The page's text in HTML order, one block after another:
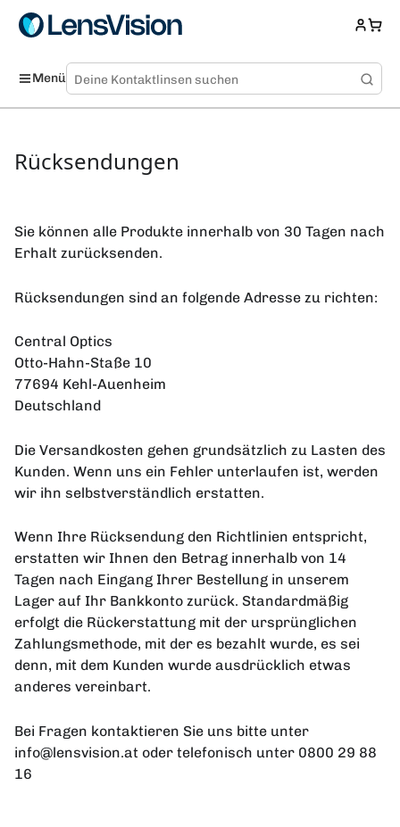
Menü
Rücksendungen
Sie können alle Produkte innerhalb von 30 Tagen nach
Erhalt zurücksenden.
Rücksendungen sind an folgende Adresse zu richten:
Central Optics
Otto-Hahn-Staße 10
77694 Kehl-Auenheim
Deutschland
Die Versandkosten gehen grundsätzlich zu Lasten des
Kunden. Wenn uns ein Fehler unterlaufen ist, werden
wir ihn selbstverständlich erstatten.
Wenn Ihre Rücksendung den Richtlinien entspricht,
erstatten wir Ihnen den Betrag innerhalb von 14
Tagen nach Eingang Ihrer Bestellung in unserem
Lager auf Ihr Bankkonto zurück. Standardmäßig
erfolgt die Rückerstattung mit der ursprünglichen
Zahlungsmethode, mit der es bezahlt wurde, es sei
denn, mit dem Kunden wurde ausdrücklich etwas
anderes vereinbart.
Bei Fragen kontaktieren Sie uns bitte unter
info@lensvision.at oder telefonisch unter 0800 29 88
16